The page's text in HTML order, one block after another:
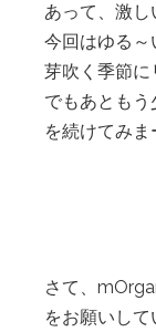
あって、激し
今回はゆる
芽吹く季節に
でもあとも
を続けてみま
さて、
をお願いして